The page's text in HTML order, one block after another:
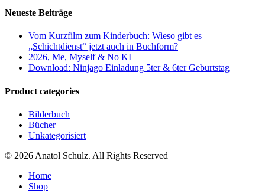
Neueste Beiträge
Vom Kurzfilm zum Kinderbuch: Wieso gibt es
„Schichtdienst“ jetzt auch in Buchform?
2026, Me, Myself & No KI
Download: Ninjago Einladung 5ter & 6ter Geburtstag
Product categories
Bilderbuch
Bücher
Unkategorisiert
© 2026 Anatol Schulz. All Rights Reserved
Home
Shop